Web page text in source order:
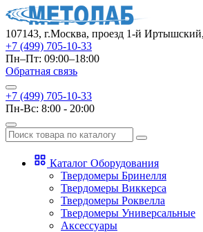
107143, г.Москва, проезд 1-й
+7 (499) 705-10-33
Пн–Пт: 09:00–18:00
Обратная связь
+7 (499) 705-10-33
Пн-Вс: 8:00 - 20:00
Каталог Оборудования
Твердомеры Бринелля
Твердомеры Виккерса
Твердомеры Роквелла
Твердомеры Универсальные
Аксессуары